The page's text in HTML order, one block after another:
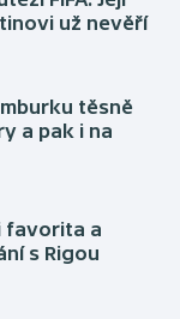
už nevěří
těsně
a pak i na
favorita a
s Rigou